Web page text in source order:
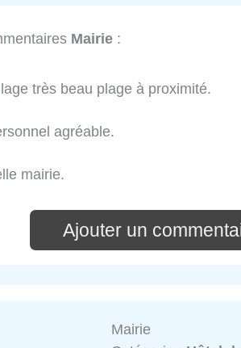
Mairie :
très beau plage à proximité.
agréable.
mairie.
Ajouter un
Mairie